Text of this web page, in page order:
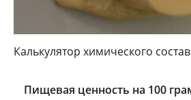
Калькулятор химического
Пищевая ценность на 100